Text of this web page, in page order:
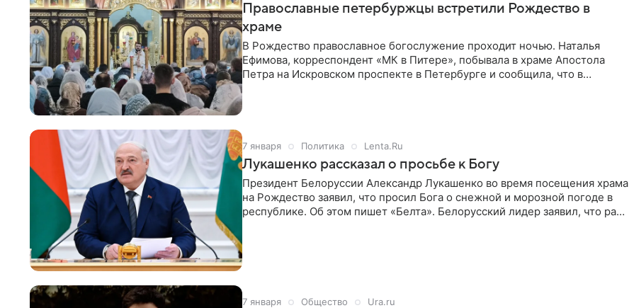
Православные петербуржцы встретили Рождество в
храме
В Рождество православное богослужение проходит ночью. Наталья
Ефимова, корреспондент «МК в Питере», побывала в храме Апостола
Петра на Искровском проспекте в Петербурге и сообщила, что в
7 января Политика Lenta.Ru
Лукашенко рассказал о просьбе к Богу
Президент Белоруссии Александр Лукашенко во время посещения храма
на Рождество заявил, что просил Бога о снежной и морозной погоде в
республике. Об этом пишет «Белта». Белорусский лидер заявил, что рад
7 января Общество Ura.ru